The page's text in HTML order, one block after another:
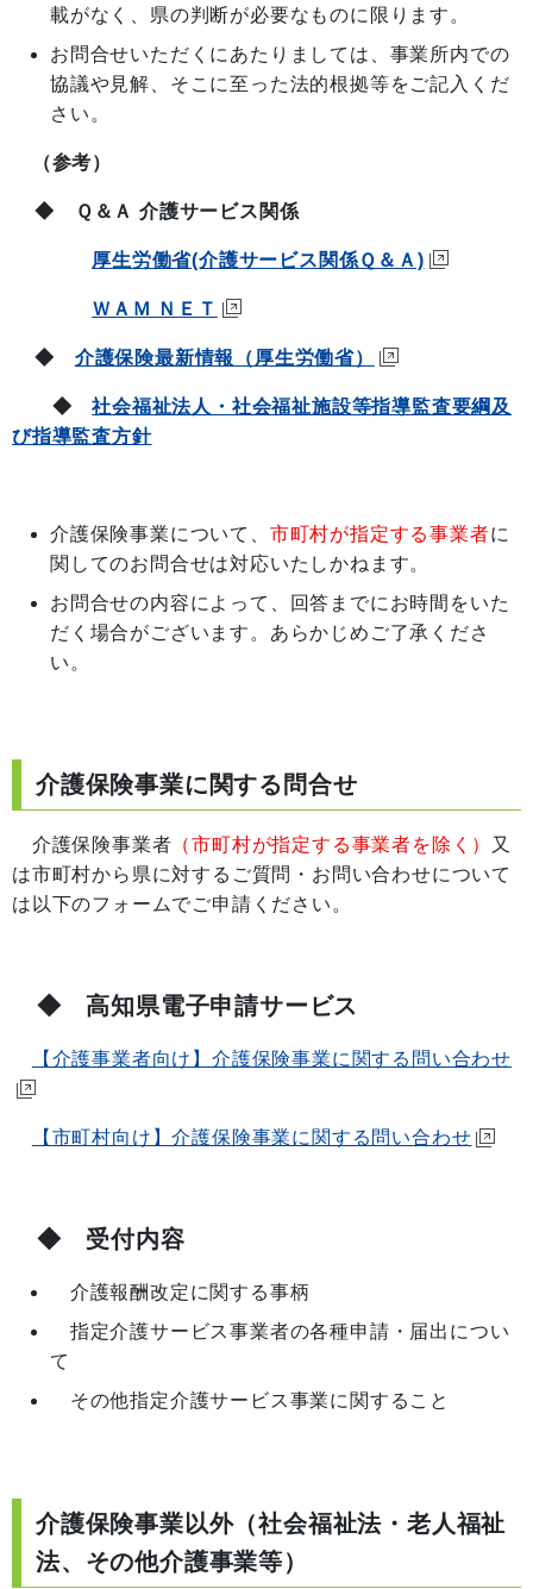
載がなく、県の判断が必要なものに限ります。
お問合せいただくにあたりましては、事業所内での
協議や見解、そこに至った法的根拠等をご記入くだ
さい。
（参考）
◆ Ｑ＆Ａ 介護サービス関係
厚生労働省(介護サービス関係Ｑ＆Ａ)
ＷＡＭ ＮＥＴ
◆ 介護保険最新情報（厚生労働省）
◆社会福祉法人・社会福祉施設等指導監査要綱及
び指導監査方針
介護保険事業について、 市町村が指定する事業者に
関してのお問合せは対応いたしかねます。
お問合せの内容によって、回答までにお時間をいた
だく場合がございます。あらかじめご了承くださ
い。
介護保険事業に関する問合せ
介護保険事業者 （市町村が指定する事業者を除く）
又
は市町村から県に対するご質問・お問い合わせについて
は以下のフォームでご申請ください。
◆ 高知県電子申請サービス
【介護事業者向け】介護保険事業に関する問い合わせ
【市町村向け】介護保険事業に関する問い合わせ
◆ 受付内容
介護報酬改定に関する事柄
指定介護サービス事業者の各種申請・届出につい
て
その他指定介護サービス事業に関すること
介護保険事業以外（社会福祉法・老人福祉
法、その他介護事業等）